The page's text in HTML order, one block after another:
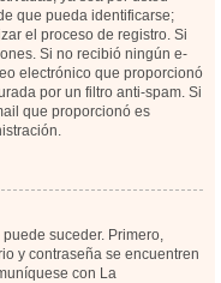
que pueda identificarse;
el proceso de registro. Si
Si no recibió ningún e-
electrónico que proporcionó
por un filtro anti-spam. Si
que proporcionó es
suceder. Primero,
y contraseña se encuentren
con La